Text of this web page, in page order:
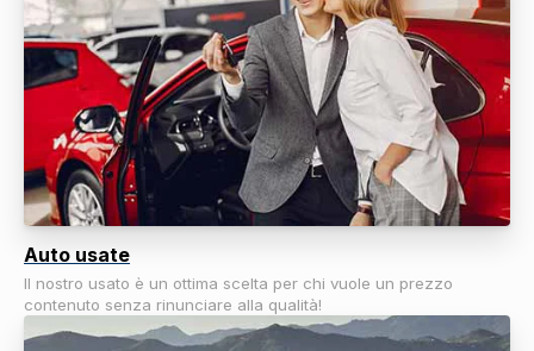
Auto usate
Il nostro usato è un ottima scelta per chi vuole un prezzo
contenuto senza rinunciare alla qualità!